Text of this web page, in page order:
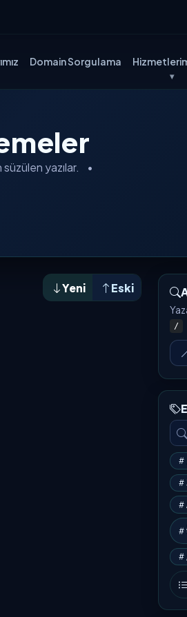
Domain Sorgulama
süzülen yazılar.
•
Yeni Eski
/